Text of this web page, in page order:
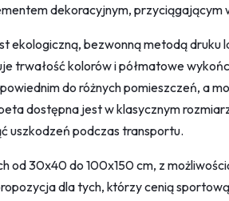
dekoracyjnym, przyciągającym
ekologiczną, bezwonną metodą druku
trwałość kolorów i półmatowe
do różnych pomieszczeń, a
dostępna jest w klasycznym
uszkodzeń podczas transportu.
od 30x40 do 100x150 cm, z
dla tych, którzy cenią